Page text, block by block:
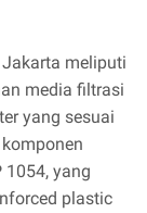
meliputi
media filtrasi
yang sesuai
yang
plastic